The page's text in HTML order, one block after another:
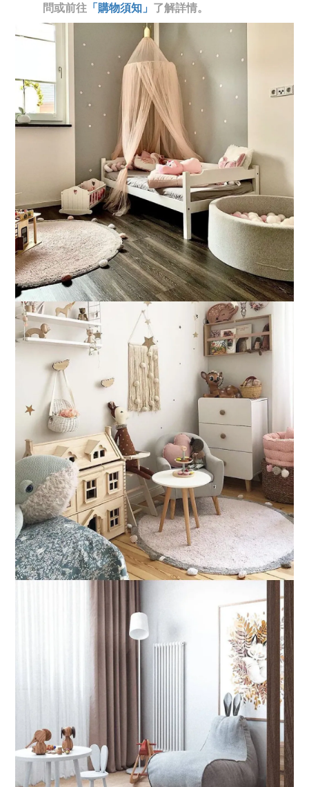
問或前往 「購物須知」 了解詳情。